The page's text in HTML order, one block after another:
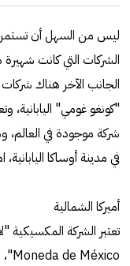
ليس من السهل أن تستمر
الشركات التي كانت
الجانب الآخر هناك
شركة موجودة في
في مدينة أوساكا
أميركا الشمالية